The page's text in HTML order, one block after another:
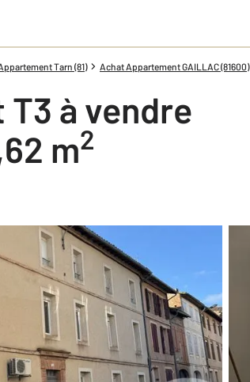
Tarn (81) Achat Appartement GAILLAC (81600)
T3 à vendre
m2